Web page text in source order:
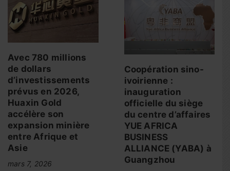
Avec 780 millions
de dollars
d’investissements
prévus en 2026,
Huaxin Gold
accélère son
expansion minière
entre Afrique et
Asie
mars 7, 2026
Coopération sino-
ivoirienne :
inauguration
officielle du siège
du centre d’affaires
YUE AFRICA
BUSINESS
ALLIANCE (YABA) à
Guangzhou